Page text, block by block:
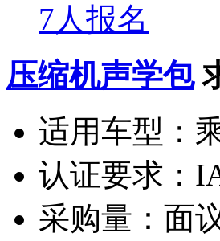
7人报名
压缩机声学包
适用车型：
认证要求：
采购量： 面